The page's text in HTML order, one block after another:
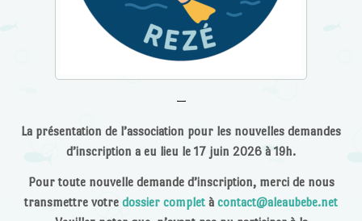
—
La présentation de l’association pour les nouvelles demandes
d’inscription a eu lieu le 17 juin 2026 à 19h.
Pour toute nouvelle demande d’inscription, merci de nous
transmettre votre dossier complet à contact@aleaubebe.net